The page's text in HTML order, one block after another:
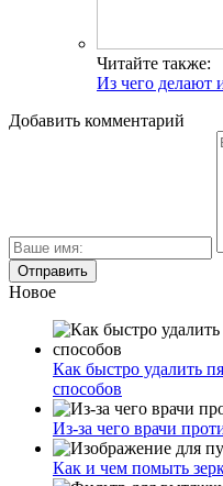
Читайте также:
Из чего делают
Добавить комментарий
Новое
Как быстро удалить
способов
Из-за чего врачи
Как и чем помыть